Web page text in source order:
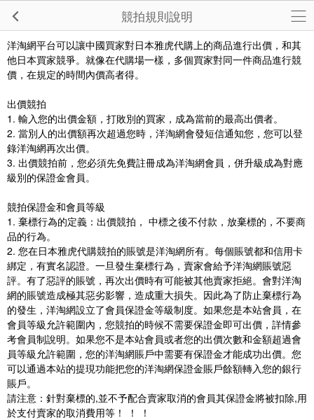
競拍規則說明
洋淘網平台可以讓中國買家對日本雅虎代購上的商品進行出價，和其
他日本買家競爭。就像在代購場一樣，多個買家對同一件商品進行競
價，在規定的時間內價高者得。
出價競拍
1. 輸入您的出價金額，打敗別的買家，成為當前的最高出價者。
2. 當別人的出價額再次超過您時，洋淘網會發短信通知您，您可以登
錄洋淘網再次出價。
3. 出價競拍前，您必須先免費註冊成為洋淘網會員，併升級成為對應
級別的保證金會員。
競拍保證金和會員等級
1. 棄標行為的定義：出價競拍， 中標之後不付款，放棄標的，不要商
品的行為。
2. 您在日本雅虎代購競拍的賬號是洋淘網所有。每個賬號都和信用卡
綁定，有實名認證。一旦發生棄標行為，賣家會給予洋淘網賬號惡
評。有了惡評的賬號，再次出價時有可能被其他賣家拒絕。會對洋淘
網的賬號造成極其惡劣影響，造成重大損失。因此為了防止棄標行為
的發生，洋淘網設立了會員保證金等級制度。如果您是本站會員，在
會員等級允許範圍內，您競拍的時候不需要保證金即可出價，詳情參
考會員制說明。如果您不是本站會員或者您的出價次數和金額超過會
員等級允許範圍，您的洋淘網賬戶中需要有保證金才能成功出價。您
可以通過本站的提現功能把您的洋淘網保證金賬戶餘額轉入您的銀行
賬戶。
請注意：針對棄標的,並不予配合賣家取消的會員其保證金將被扣除,用
於支付賣家的取消費用等！ ！ ！